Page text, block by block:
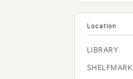
Location
LIBRARY
SHELFMARK